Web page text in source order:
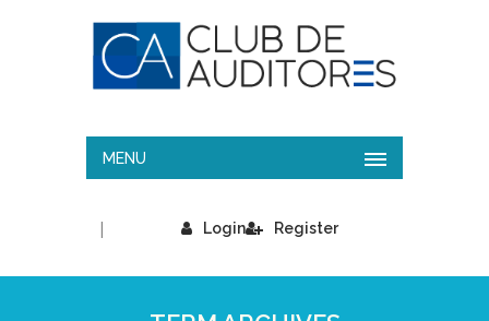
MENU
Login
| Register